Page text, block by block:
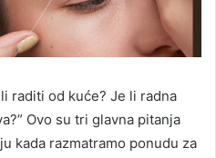
raditi od kuće? Je li radna
Ovo su tri glavna pitanja
kada razmatramo ponudu za